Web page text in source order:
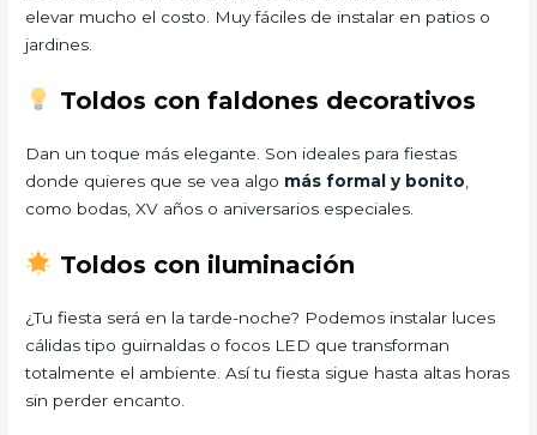
elevar mucho el costo. Muy fáciles de instalar en patios o
jardines.
Toldos con faldones decorativos
Dan un toque más elegante. Son ideales para fiestas
donde quieres que se vea algo más formal y bonito
como bodas, XV años o aniversarios especiales.
Toldos con iluminación
¿Tu fiesta será en la tarde-noche? Podemos instalar luces
cálidas tipo guirnaldas o focos LED que transforman
totalmente el ambiente. Así tu fiesta sigue hasta altas horas
sin perder encanto.